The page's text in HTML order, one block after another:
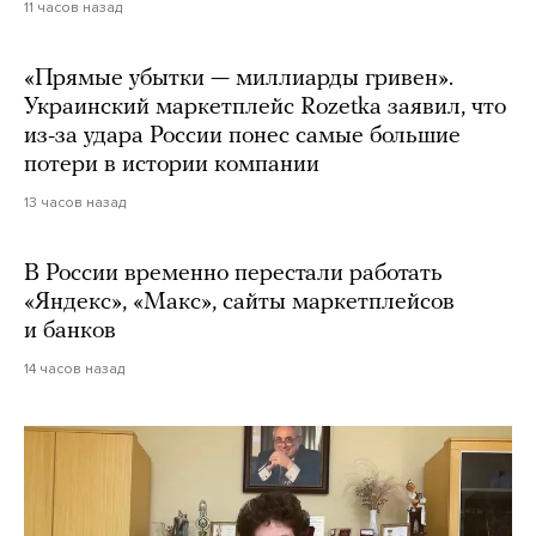
11 часов назад
«Прямые убытки — миллиарды гривен».
Украинский маркетплейс Rozetka заявил, что
из-за удара России понес самые большие
потери в истории компании
13 часов назад
В России временно перестали работать
«Яндекс», «Макс», сайты маркетплейсов
и банков
14 часов назад